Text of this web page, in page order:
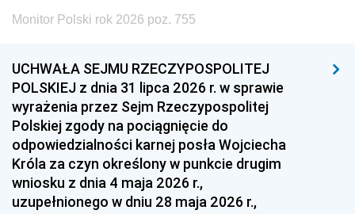
1996 1995 1994
1993 1992 1991
1990 1989
1987 1986 1985
1984 1983
1981 1980 1979
Monitor Polski rok 2026 poz. 755
UCHWAŁA SEJMU RZECZYPOSPOLITEJ
POLSKIEJ z dnia 31 lipca 2026 r. w sprawie
wyrażenia przez Sejm Rzeczypospolitej
Polskiej zgody na pociągnięcie do
odpowiedzialności karnej posła Wojciecha
Króla za czyn określony w punkcie drugim
wniosku z dnia 4 maja 2026 r.,
uzupełnionego w dniu 28 maja 2026 r.,